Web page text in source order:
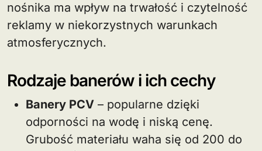
nośnika ma wpływ na trwałość i czytelność
reklamy w niekorzystnych warunkach
atmosferycznych.
Rodzaje banerów i ich cechy
Banery PCV – popularne dzięki
odporności na wodę i niską cenę.
Grubość materiału waha się od 200 do